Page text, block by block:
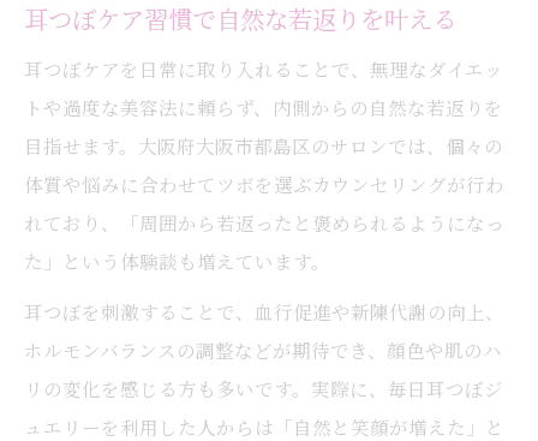
耳つぼケア習慣で自然な若返りを叶える
耳つぼケアを日常に取り入れることで、無理なダイエッ
トや過度な美容法に頼らず、内側からの自然な若返りを
目指せます。大阪府大阪市都島区のサロンでは、個々の
体質や悩みに合わせてツボを選ぶカウンセリングが行わ
れており、「周囲から若返ったと褒められるようになっ
た」という体験談も増えています。
耳つぼを刺激することで、血行促進や新陳代謝の向上、
ホルモンバランスの調整などが期待でき、顔色や肌のハ
リの変化を感じる方も多いです。実際に、毎日耳つぼジ
ュエリーを利用した人からは「自然と笑顔が増えた」と